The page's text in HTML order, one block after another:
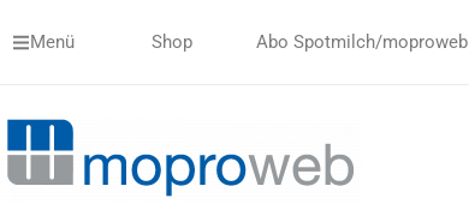
InhaltMenü Shop Abo Spotmilch/moproweb